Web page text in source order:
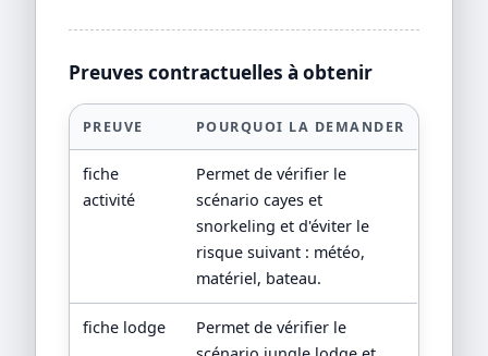
Preuves contractuelles à obtenir
PREUVE POURQUOI LA DEMANDER
fiche
activité
Permet de vérifier le
scénario cayes et
snorkeling et d'éviter le
risque suivant : météo,
matériel, bateau.
fiche lodge
Permet de vérifier le